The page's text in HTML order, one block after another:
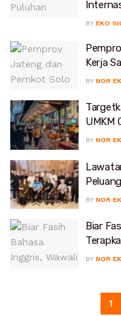
BY EKO
Kerja
BY NOR
UMKM
BY NOR
BY NOR
Biar
BY NOR
1